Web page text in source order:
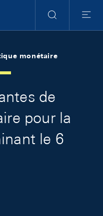
RechercheMenu
monétaire
de
pour la
le 6